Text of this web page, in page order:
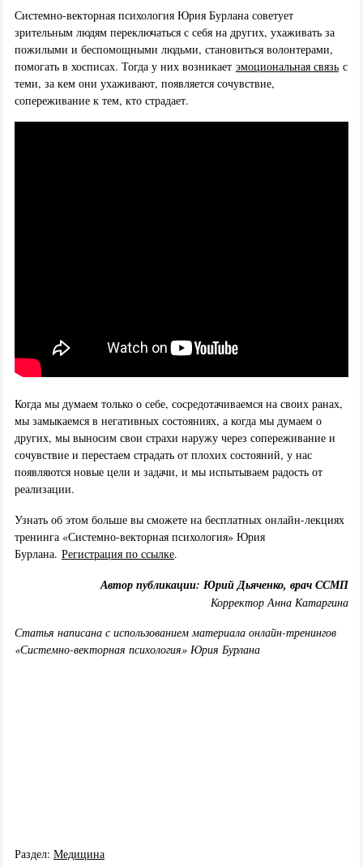
Системно-векторная психология Юрия Бурлана советует
зрительным людям переключаться с себя на других, ухаживать за
пожилыми и беспомощными людьми, становиться волонтерами,
помогать в хосписах. Тогда у них возникает эмоциональная связьс
теми, за кем они ухаживают, появляется сочувствие,
сопереживание к тем, кто страдает.
Когда мы думаем только о себе, сосредотачиваемся на своих ранах,
мы замыкаемся в негативных состояниях, а когда мы думаем о
других, мы выносим свои страхи наружу через сопереживание и
сочувствие и перестаем страдать от плохих состояний, у нас
появляются новые цели и задачи, и мы испытываем радость от
реализации.
Узнать об этом больше вы сможете на бесплатных онлайн-лекциях
тренинга «Системно-векторная психология» Юрия
Бурлана. Регистрация по ссылке.
Автор публикации: Юрий Дьяченко, врач ССМП
Корректор Анна Катаргина
Статья написана с использованием материала онлайн-тренингов
«Системно-векторная психология» Юрия Бурлана
Раздел: Медицина